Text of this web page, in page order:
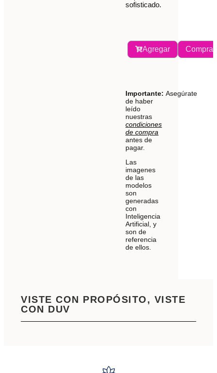
sofisticado.
Agregar Comprar
Importante: Asegúrate
de haber
leído
nuestras
condiciones
de compra
antes de
pagar.
Las
imagenes
de las
modelos
son
generadas
con
Inteligencia
Artificial, y
son de
referencia
de ellos.
VISTE CON PROPÓSITO, VISTE
CON DUV